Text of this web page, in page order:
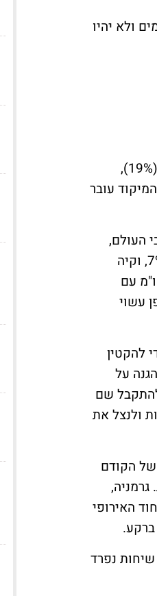
ולא יהיו
ההסכם עם יפן מצטרף לשורת הסכמים שארה"ב סגרה לאחרונה עם הפיליפינים ואינדונזיה (19%),
עובר
העולם,
ובעיקר לארה"ב. התגובה של שוק ההון הדרום קוריאני מעידה על כך: מניות יונדאי זינקו ב-7%, וקיה
עם
עשוי
להקטין
על
שם
ולנצל את
הקודם
האירופי
נפרד